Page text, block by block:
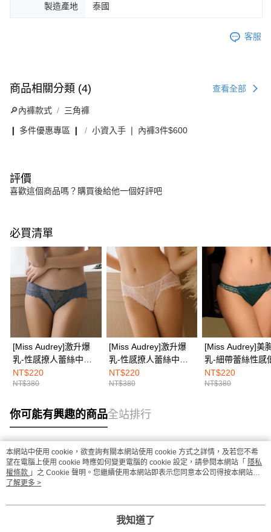
製造產地 泰國
客服
商品相關分類 (4) 查看全部
🔎內褲款式 三角褲
❙ 多件優惠專區 ❙ 小資入手 ❘ 內褲3件$600
評價
喜歡這個商品嗎？購買後給他一個好評吧
必買清單
[Miss Audrey]激升爆
乳-性感撩人蕾絲中腰
三角內褲-入夜藍
NT$220
NT$380
[Miss Audrey]激升爆
乳-性感撩人蕾絲中腰
三角內褲-雲彩粉
NT$220
NT$380
[Miss Audrey]美
乳-細帶蕾絲性感
三角內褲-性感綠
NT$220
NT$380
你可能有興趣的商品全站排行
熱門標籤
本網站中使用 cookie，欲查詢有關本網站使用 cookie 方式之詳情，及若您不希
望在電腦上使用 cookie 時應如何變更電腦的 cookie 設定，請參閱本網站「 隱私
權條款 」之 Cookie 聲明。您繼續使用本網站即表示您同意本公司得按本網站使
用條款之 Cookie 聲明使用 cookie。
了解更多 >
我知道了